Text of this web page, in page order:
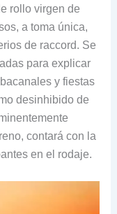
rollo virgen de
a toma única,
de raccord. Se
para explicar
y fiestas
desinhibido de
contará con la
en el rodaje.